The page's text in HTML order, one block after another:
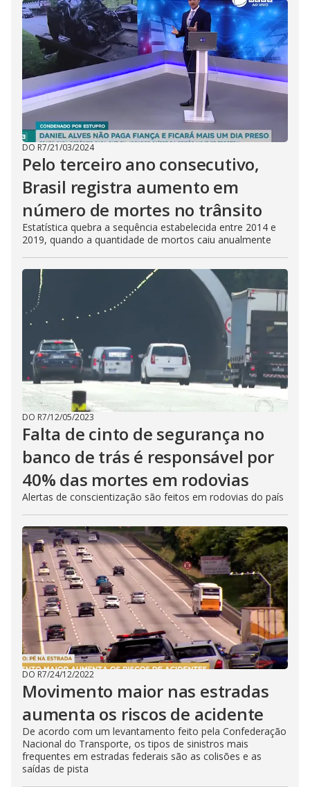
DO R7/21/03/2024
Pelo terceiro ano consecutivo,
Brasil registra aumento em
número de mortes no trânsito
Estatística quebra a sequência estabelecida entre 2014 e
2019, quando a quantidade de mortos caiu anualmente
DO R7/12/05/2023
Falta de cinto de segurança no
banco de trás é responsável por
40% das mortes em rodovias
Alertas de conscientização são feitos em rodovias do país
DO R7/24/12/2022
Movimento maior nas estradas
aumenta os riscos de acidente
De acordo com um levantamento feito pela Confederação
Nacional do Transporte, os tipos de sinistros mais
frequentes em estradas federais são as colisões e as
saídas de pista